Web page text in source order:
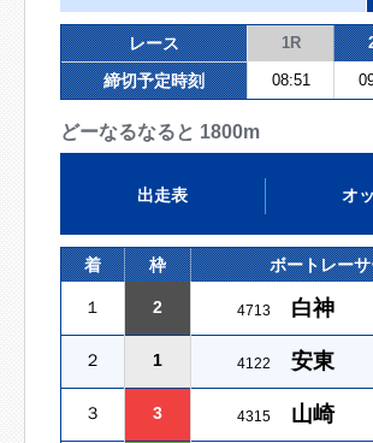
レース 1R
締切予定時刻 08:51
どーなるなると 1800m
出走表 オ
着 枠 ボートレー
１ 2 4713 白
２ 1 4122 安東
３ 3 4315 山崎